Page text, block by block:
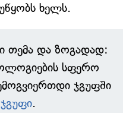
ხელს.
თემა და ზოგადად:
სფერო
ჯგუფში
.